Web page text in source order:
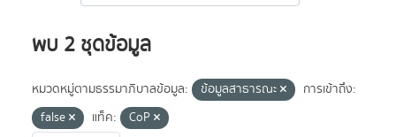
พบ 2 ชุดข้อมูล
หมวดหมู่ตามธรรมาภิบาลข้อมูล: ข้อมูลสาธารณะ
การเข้าถึง:
false
แท็ค:
CoP